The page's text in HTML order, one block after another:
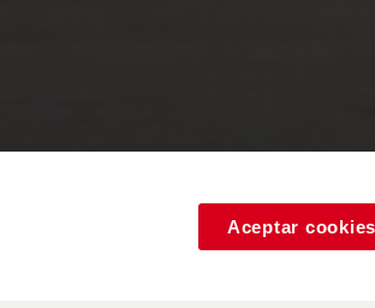
Aceptar cookies